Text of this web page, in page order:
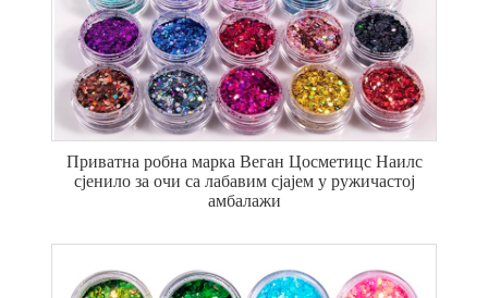
Приватна робна марка Веган Цосметицс Наилс
сјенило за очи са лабавим сјајем у ружичастој
амбалажи